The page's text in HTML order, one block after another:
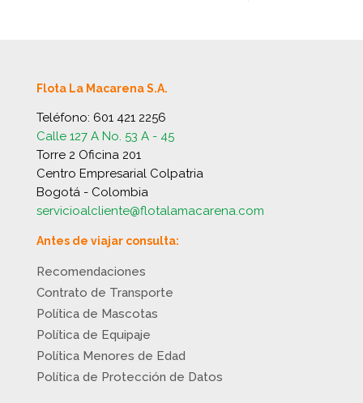
Flota La Macarena S.A.
Teléfono: 601 421 2256
Calle 127 A No. 53 A - 45
Torre 2 Oficina 201
Centro Empresarial Colpatria
Bogotá - Colombia
servicioalcliente@flotalamacarena.com
Antes de viajar consulta:
Recomendaciones
Contrato de Transporte
Política de Mascotas
Política de Equipaje
Política Menores de Edad
Política de Protección de Datos